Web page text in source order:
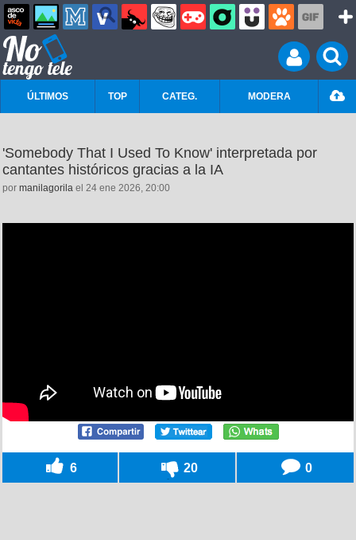
ÚLTIMOS TOP CATEG. MODERA
'Somebody That I Used To Know' interpretada por
cantantes históricos gracias a la IA
por manilagorila el 24 ene 2026, 20:00
6 20 0